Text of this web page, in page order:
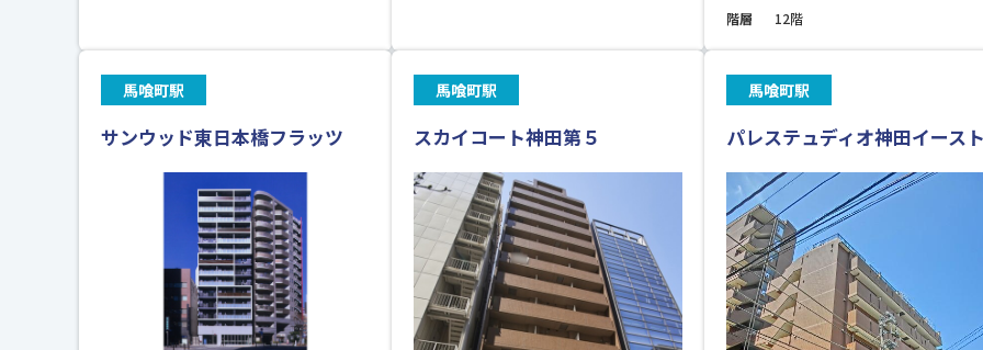
階層
12階
馬喰町駅
サンウッド東日本橋フラッツ
馬喰町駅
スカイコート神田第５
馬喰町駅
パレステュディオ神田イース